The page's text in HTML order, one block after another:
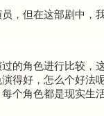
，但在这部剧中，
的角色进行比较，
得好，怎么个好法
个角色都是现实生